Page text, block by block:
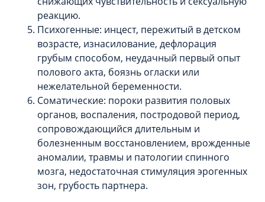
реакцию.
Психогенные: инцест, пережитый в детском
возрасте, изнасилование, дефлорация
грубым способом, неудачный первый опыт
полового акта, боязнь огласки или
нежелательной беременности.
Соматические: пороки развития половых
органов, воспаления, постродовой период,
сопровождающийся длительным и
болезненным восстановлением, врожденные
аномалии, травмы и патологии спинного
мозга, недостаточная стимуляция эрогенных
зон, грубость партнера.